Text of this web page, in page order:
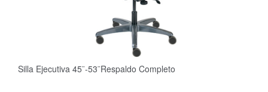
Silla Ejecutiva 45¨-53¨Respaldo Completo